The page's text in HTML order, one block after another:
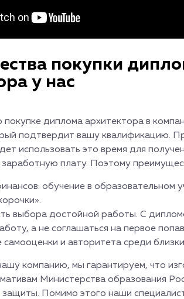
покупки
у нас
диплома архитектора в
подтвердит вашу квалификацию.
использовать это время для
плату. Поэтому
обучение в
выбора достойной работы. С
а не соглашаться на первое
и авторитета среди
компанию, мы гарантируем, что
Министерства образования
защиты. Помимо этого наши